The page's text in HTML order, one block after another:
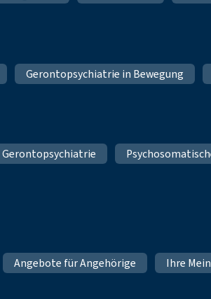
Gerontopsychiatrie in Bewegung
Gerontopsychiatrie
Angebote für Angehörige Ihre